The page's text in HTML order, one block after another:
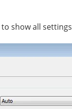
to show all settings